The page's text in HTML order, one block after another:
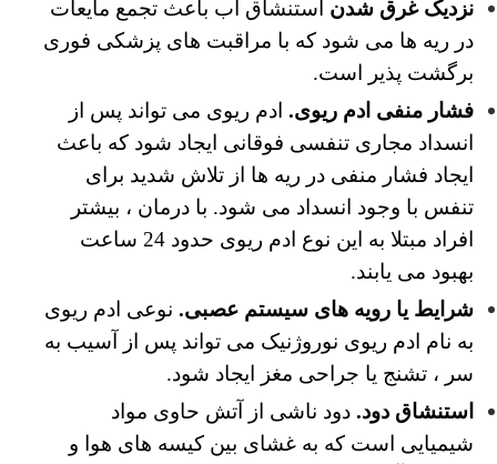
نزدیک غرق شدن استنشاق آب باعث تجمع مایعات
در ریه ها می شود که با مراقبت های پزشکی فوری
برگشت پذیر است.
فشار منفی ادم ریوی. ادم ریوی می تواند پس از
انسداد مجاری تنفسی فوقانی ایجاد شود که باعث
ایجاد فشار منفی در ریه ها از تلاش شدید برای
تنفس با وجود انسداد می شود. با درمان ، بیشتر
افراد مبتلا به این نوع ادم ریوی حدود 24 ساعت
بهبود می یابند.
شرایط یا رویه های سیستم عصبی. نوعی ادم ریوی
به نام ادم ریوی نوروژنیک می تواند پس از آسیب به
سر ، تشنج یا جراحی مغز ایجاد شود.
استنشاق دود. دود ناشی از آتش حاوی مواد
شیمیایی است که به غشای بین کیسه های هوا و